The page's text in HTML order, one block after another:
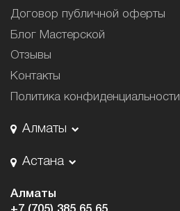
Договор публичной оферты
Блог Мастерской
Отзывы
Контакты
Политика конфиденциальности
Алматы
Астана
Алматы